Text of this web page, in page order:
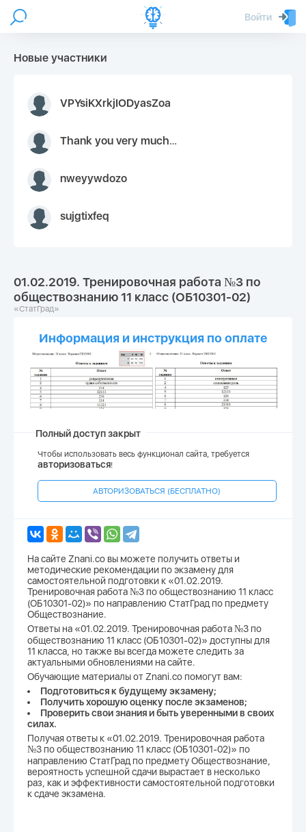
Войти
Новые участники
VPYsiKXrkjIODyasZoa
Thank you very much for your inquiry We appreciate you 9126052 https://youtube.com faceapple !
nweyywdozo
sujgtixfeq
01.02.2019. Тренировочная работа №3 по
обществознанию 11 класс (ОБ10301-02)
«СтатГрад»
Информация и инструкция по оплате
Полный доступ закрыт
Чтобы использовать весь функционал сайта, требуется
авторизоваться!
АВТОРИЗОВАТЬСЯ (БЕСПЛАТНО)
На сайте Znani.co вы можете получить ответы и
методические рекомендации по экзамену для
самостоятельной подготовки к «01.02.2019.
Тренировочная работа №3 по обществознанию 11 класс
(ОБ10301-02)» по направлению СтатГрад по предмету
Обществознание.
Ответы на «01.02.2019. Тренировочная работа №3 по
обществознанию 11 класс (ОБ10301-02)» доступны для
11 класса, но также вы всегда можете следить за
актуальными обновлениями на сайте.
Обучающие материалы от Znani.co помогут вам:
Подготовиться к будущему экзамену;
Получить хорошую оценку после экзаменов;
Проверить свои знания и быть уверенными в своих
силах.
Получая ответы к «01.02.2019. Тренировочная работа
№3 по обществознанию 11 класс (ОБ10301-02)» по
направлению СтатГрад по предмету Обществознание,
вероятность успешной сдачи вырастает в несколько
раз, как и эффективности самостоятельной подготовки
к сдаче экзамена.